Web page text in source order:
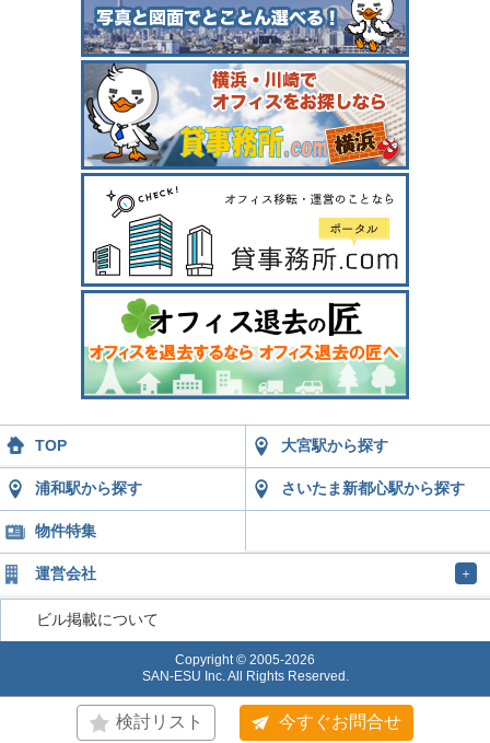
検討リスト 今すぐお問合せ
TOP 大宮駅から探す
浦和駅から探す さいたま新都心駅から探す
物件特集
運営会社 ＋
ビル掲載について
Copyright © 2005-2026
SAN-ESU Inc. All Rights Reserved.